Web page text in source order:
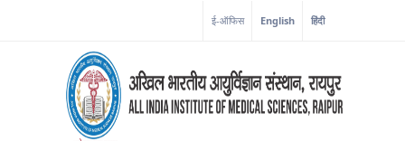
ई-ऑफिस English हिंदी